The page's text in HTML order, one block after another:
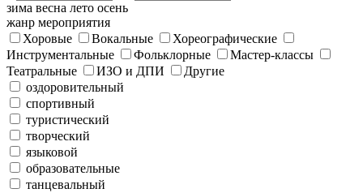
зима весна лето осень
жанр мероприятия
Хоровые
Вокальные
Хореографические
Инструментальные
Фольклорные
Мастер-классы
Театральные
ИЗО и ДПИ
Другие
оздоровительный
спортивный
туристический
творческий
языковой
образовательные
танцевальный